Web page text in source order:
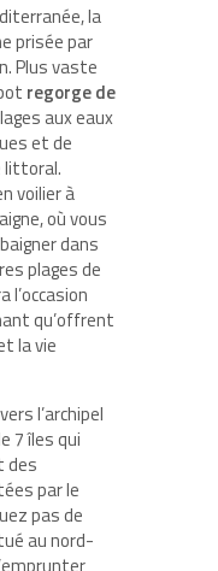
la
prisée par
Plus vaste
regorge de
aux eaux
et de
littoral.
voilier à
où vous
dans
plages de
l’occasion
qu’offrent
la vie
l’archipel
7 îles qui
des
par le
pas de
au nord-